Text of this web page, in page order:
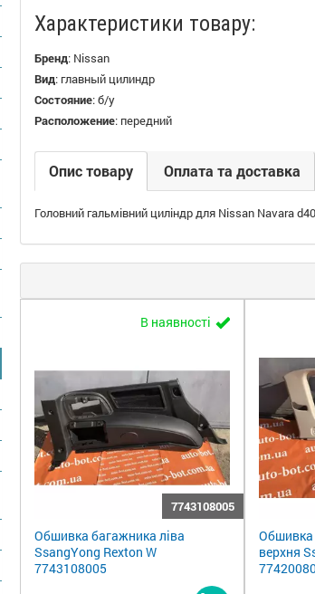
Характеристики товару:
Бренд: Nissan
Вид: главный цилиндр
Состояние:б/у
Расположение: передний
Опис товару Оплата та доставка
Головний гальмівний циліндр для Nissan Navara d40
В наявності
7743108005
Обшивка багажника ліва
SsangYong Rexton W
7743108005
Обшивка
верхня